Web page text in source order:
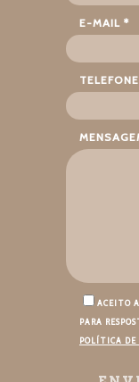
E-MAIL *
TELEFONE
ACEITO
PARA
POLÍTICA DE